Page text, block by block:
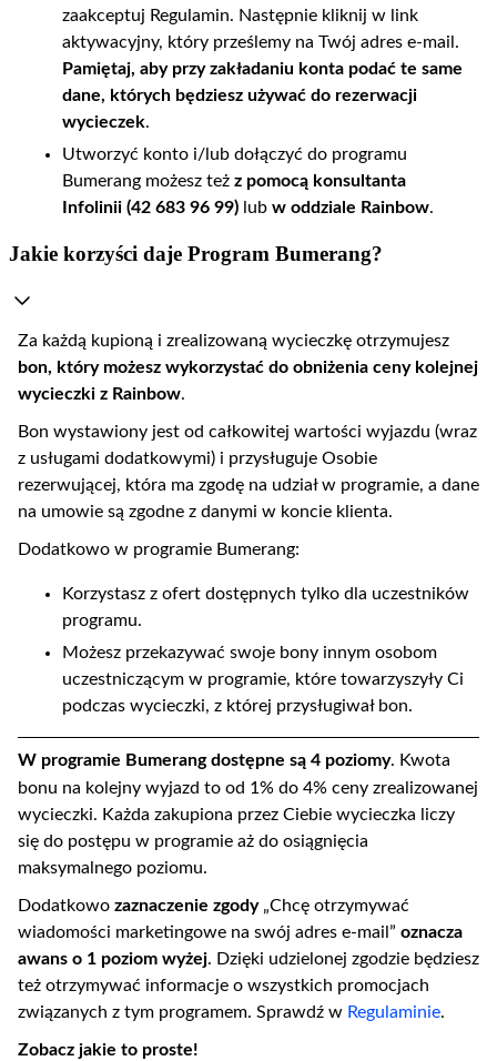
zaakceptuj Regulamin. Następnie kliknij w link
aktywacyjny, który prześlemy na Twój adres e-mail.
Pamiętaj, aby przy zakładaniu konta podać te same
dane, których będziesz używać do rezerwacji
wycieczek.
Utworzyć konto i/lub dołączyć do programu
Bumerang możesz też z pomocą konsultanta
Infolinii (42 683 96 99) lub w oddziale Rainbow.
Jakie korzyści daje Program Bumerang?
Za każdą kupioną i zrealizowaną wycieczkę otrzymujesz
bon, który możesz wykorzystać do obniżenia ceny kolejnej
wycieczki z Rainbow.
Bon wystawiony jest od całkowitej wartości wyjazdu (wraz
z usługami dodatkowymi) i przysługuje Osobie
rezerwującej, która ma zgodę na udział w programie, a dane
na umowie są zgodne z danymi w koncie klienta.
Dodatkowo w programie Bumerang:
Korzystasz z ofert dostępnych tylko dla uczestników
programu.
Możesz przekazywać swoje bony innym osobom
uczestniczącym w programie, które towarzyszyły Ci
podczas wycieczki, z której przysługiwał bon.
W programie Bumerang dostępne są 4 poziomy. Kwota
bonu na kolejny wyjazd to od 1% do 4% ceny zrealizowanej
wycieczki. Każda zakupiona przez Ciebie wycieczka liczy
się do postępu w programie aż do osiągnięcia
maksymalnego poziomu.
Dodatkowo zaznaczenie zgody„Chcę otrzymywać
wiadomości marketingowe na swój adres e-mail” oznacza
awans o 1 poziom wyżej. Dzięki udzielonej zgodzie będziesz
też otrzymywać informacje o wszystkich promocjach
związanych z tym programem. Sprawdź w Regulaminie.
Zobacz jakie to proste!